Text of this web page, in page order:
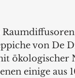
von De
ökologischer
einige aus